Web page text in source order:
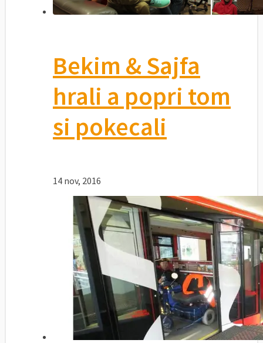
Bekim & Sajfa
hrali a popri tom
si pokecali
14 nov, 2016